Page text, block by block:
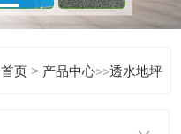
首页 > 产品中心>>透水地坪